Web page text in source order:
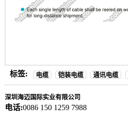
标签: 电缆 铠装电缆 通讯电缆
深圳海迈国际实业有限公司
电话:0086 150 1259 7988